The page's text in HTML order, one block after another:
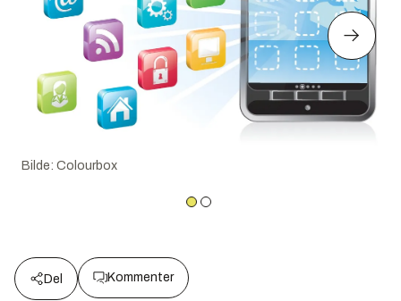
Bilde: Colourbox
Del Kommenter